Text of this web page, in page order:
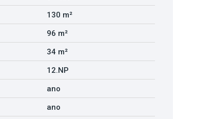
130 m²
96 m²
34 m²
12.NP
ano
ano